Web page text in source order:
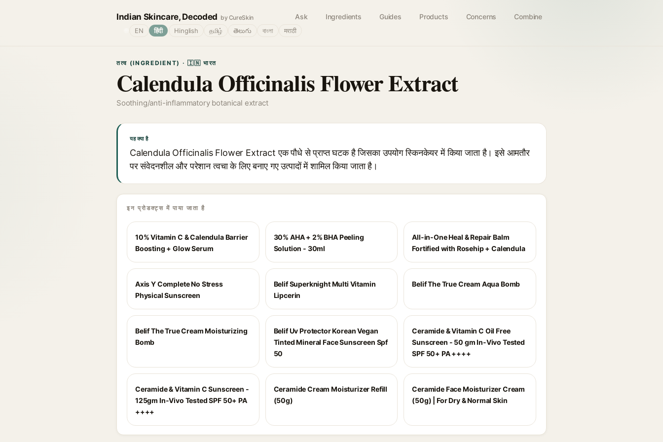
Indian Skincare, Decoded by CureSkin Ask Ingredients Guides Products Concerns Combine
EN हिंदी Hinglish தமிழ் తెలుగు বাংলা मराठी
तत्व (INGREDIENT) · 🇮🇳 भारत
Calendula Officinalis Flower Extract
Soothing/anti-inflammatory botanical extract
यह क्या है
Calendula Officinalis Flower Extract एक पौधे से प्राप्त घटक है जिसका उपयोग स्किनकेयर में किया जाता है। इसे आमतौर
पर संवेदनशील और परेशान त्वचा के लिए बनाए गए उत्पादों में शामिल किया जाता है।
इन प्रोडक्ट्स में पाया जाता है
10% Vitamin C & Calendula Barrier
Boosting + Glow Serum
30% AHA + 2% BHA Peeling
Solution - 30ml
All-in-One Heal & Repair Balm
Fortified with Rosehip + Calendula
Axis Y Complete No Stress
Physical Sunscreen
Belif Superknight Multi Vitamin
Lipcerin
Belif The True Cream Aqua Bomb
Belif The True Cream Moisturizing
Bomb
Belif Uv Protector Korean Vegan
Tinted Mineral Face Sunscreen Spf
50
Ceramide & Vitamin C Oil Free
Sunscreen - 50 gm In-Vivo Tested
SPF 50+ PA ++++
Ceramide & Vitamin C Sunscreen -
125gm In-Vivo Tested SPF 50+ PA
++++
Ceramide Cream Moisturizer Refill
(50g)
Ceramide Face Moisturizer Cream
(50g) | For Dry & Normal Skin